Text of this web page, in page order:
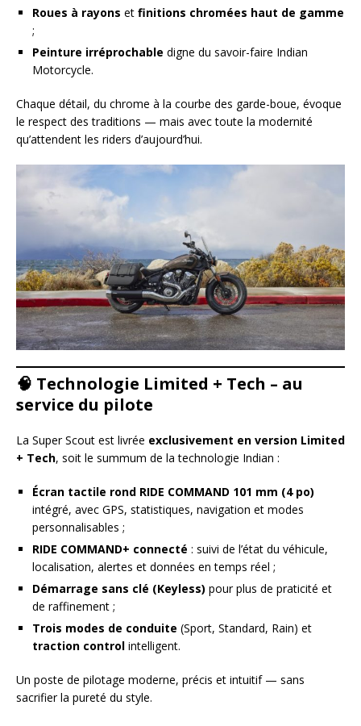
Roues à rayons et finitions chromées haut de gamme
;
Peinture irréprochable digne du savoir-faire Indian
Motorcycle.
Chaque détail, du chrome à la courbe des garde-boue, évoque
le respect des traditions — mais avec toute la modernité
qu’attendent les riders d’aujourd’hui.
🧠 Technologie Limited + Tech – au
service du pilote
La Super Scout est livrée exclusivement en version Limited
+ Tech, soit le summum de la technologie Indian :
Écran tactile rond RIDE COMMAND 101 mm (4 po)
intégré, avec GPS, statistiques, navigation et modes
personnalisables ;
RIDE COMMAND+ connecté : suivi de l’état du véhicule,
localisation, alertes et données en temps réel ;
Démarrage sans clé (Keyless) pour plus de praticité et
de raffinement ;
Trois modes de conduite (Sport, Standard, Rain) et
traction control intelligent.
Un poste de pilotage moderne, précis et intuitif — sans
sacrifier la pureté du style.